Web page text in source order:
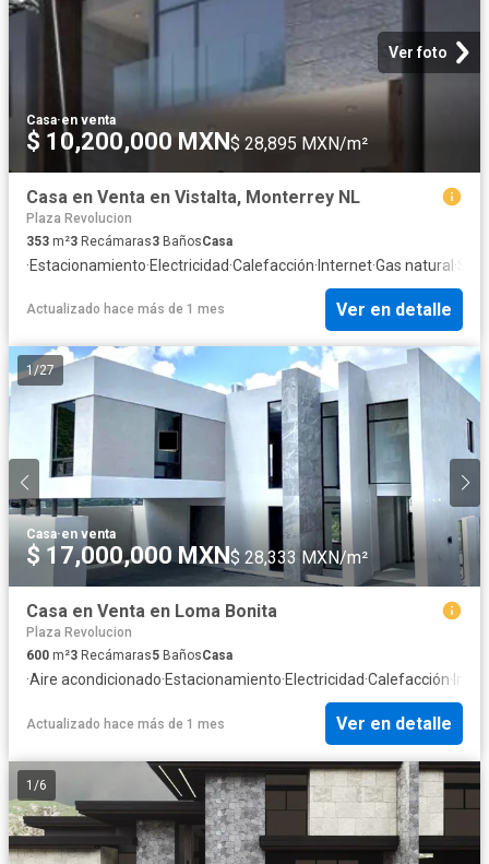
Ver foto
Casa·en venta
$ 10,200,000 MXN$ 28,895 MXN/m²
Casa en Venta en Vistalta, Monterrey NL
Plaza Revolucion
353 m²3 Recámaras3 BañosCasa
·Estacionamiento·Electricidad·Calefacción·Internet·Gas natural·
Actualizado hace más de 1 mes Ver en detalle
1/27
Casa·en venta
$ 17,000,000 MXN$ 28,333 MXN/m²
Casa en Venta en Loma Bonita
Plaza Revolucion
600 m²3 Recámaras5 BañosCasa
·Aire acondicionado·Estacionamiento·Electricidad·Calefacción·
Actualizado hace más de 1 mes Ver en detalle
1 /6